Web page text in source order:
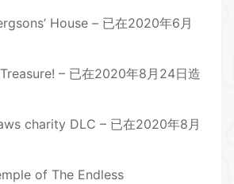
House – 已在2020年6月
– 已在2020年8月24日造
charity DLC – 已在2020年8月
of The Endless